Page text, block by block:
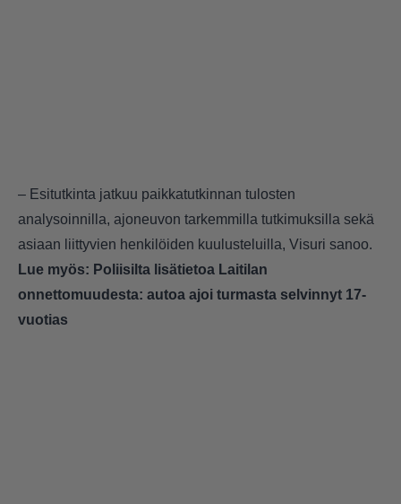
– Esitutkinta jatkuu paikkatutkinnan tulosten
analysoinnilla, ajoneuvon tarkemmilla tutkimuksilla sekä
asiaan liittyvien henkilöiden kuulusteluilla, Visuri sanoo.
Lue myös: Poliisilta lisätietoa Laitilan
onnettomuudesta: autoa ajoi turmasta selvinnyt 17-
vuotias